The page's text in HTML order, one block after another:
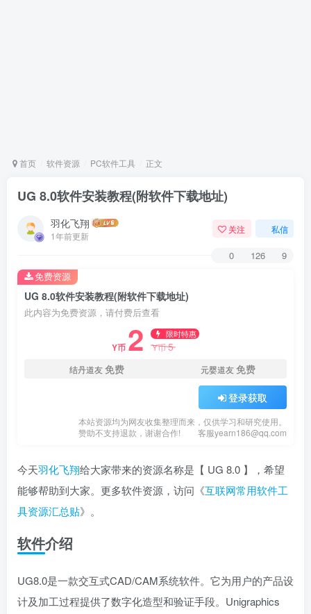
首页 软件资源 PC软件工具 正文
​UG 8.0软件安装教程(附软件下载地址)
羽化飞翔
1年前更新
关注 私信
0 126 9
​UG 8.0软件安装教程(附软件下载地址)
此内容为免费资源，请付费后查看
Y币 2 限时特惠
Y币5
结丹道友免费 元婴道友免费
登录获取
本站资源均为网友收集整理而来，仅供学习和研究使用。
赞助不支持退款，谢谢合作!
客服yearn186@qq.com
免费资源
今天羽化飞翔给大家带来的资源名称是【 ​UG 8.0 】，希望
能够帮助到大家。更多软件资源，访问《互联网常用软件工
具资源汇总贴》。
软件介绍
UG8.0是一款交互式CAD/CAM系统软件。它为用户的产品设
计及加工过程提供了数字化造型和验证手段。Unigraphics